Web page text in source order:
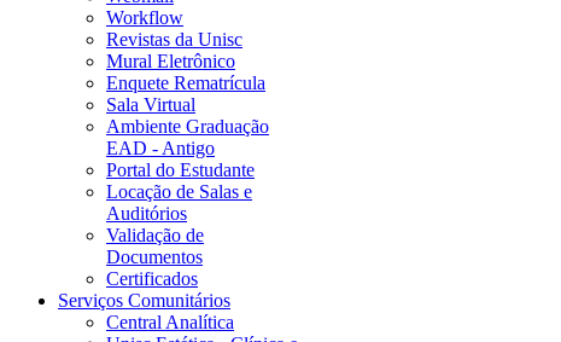
Workflow
Revistas da Unisc
Mural Eletrônico
Enquete Rematrícula
Sala Virtual
Ambiente Graduação
EAD - Antigo
Portal do Estudante
Locação de Salas e
Auditórios
Validação de
Documentos
Certificados
Serviços Comunitários
Central Analítica